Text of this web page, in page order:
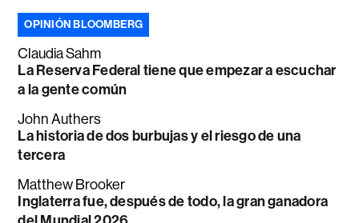
OPINIÓN BLOOMBERG
Claudia Sahm
La Reserva Federal tiene que empezar a escuchar
a la gente común
John Authers
La historia de dos burbujas y el riesgo de una
tercera
Matthew Brooker
Inglaterra fue, después de todo, la gran ganadora